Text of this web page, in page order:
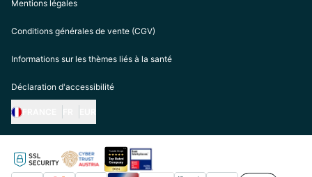
Mentions légales
Conditions générales de vente (CGV)
Informations sur les thèmes liés à la santé
Déclaration d'accessibilité
https://biogena.com/de-at
https://biogena.com/de-de
https://biogena.com/de-ch